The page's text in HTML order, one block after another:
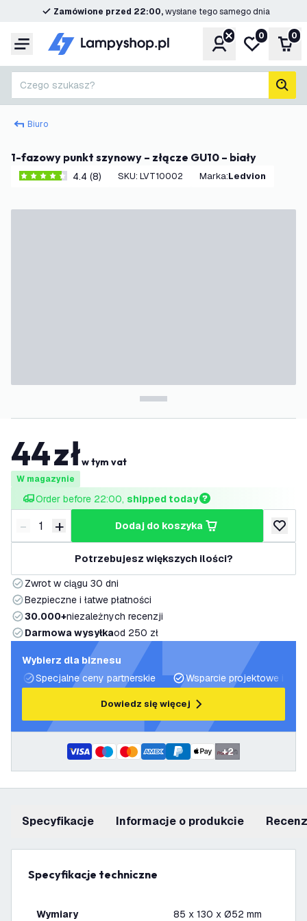
Zamówione przed 22:00,wysłane tego samego dnia
Menu KontoMoja lista
0 0
Czego szukasz?
Biuro
1-fazowy punkt szynowy – złącze GU10 – biały
4.4 Gwiazdki oceny
4.4 (8) SKU: LVT10002 Marka: Ledvion
44złw tym vat
W magazynie
Order before 22:00, shipped today
Zmniejsz ilość
- Zwiększ ilość
+ dodaj do koszyka
dodaj
Potrzebujesz większych ilości?
Zwrot w ciągu 30 dni
Bezpieczne i łatwe płatności
30.000+niezależnych recenzji
Darmowa wysyłkaod 250 zł
Wybierz dla biznesu
Specjalne ceny partnerskie
Wsparcie projektowe i
Dowiedz się więcej
+2
Specyfikacje informacje o produkcie
Specyfikacje techniczne
Wymiary 85 x 130 x Ø52 mm